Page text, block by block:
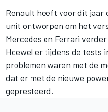
Renault heeft voor dit jaar
unit ontworpen om het
Mercedes en Ferrari
Hoewel er tijdens de tests
problemen waren met de
dat er met de nieuwe
gepresteerd.